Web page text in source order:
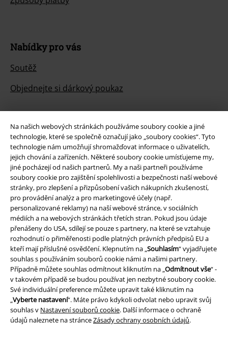
Na našich webových stránkách používáme soubory cookie a jiné
technologie, které se společně označují jako „soubory cookies“. Tyto
technologie nám umožňují shromažďovat informace o uživatelích,
jejich chování a zařízeních. Některé soubory cookie umísťujeme my,
jiné pocházejí od našich partnerů. My a naši partneři používáme
soubory cookie pro zajištění spolehlivosti a bezpečnosti naší webové
stránky, pro zlepšení a přizpůsobení vašich nákupních zkušeností,
pro provádění analýz a pro marketingové účely (např.
personalizované reklamy) na naší webové stránce, v sociálních
médiích a na webových stránkách třetích stran. Pokud jsou údaje
přenášeny do USA, sdílejí se pouze s partnery, na které se vztahuje
rozhodnutí o přiměřenosti podle platných právních předpisů EU a
kteří mají příslušné osvědčení. Klepnutím na „Souhlasím“ vyjadřujete
souhlas s používáním souborů cookie námi a našimi partnery.
Případně můžete souhlas odmítnout kliknutím na „Odmítnout vše“ -
v takovém případě se budou používat jen nezbytné soubory cookie.
Své individuální preference můžete upravit také kliknutím na
„Vyberte nastavení“. Máte právo kdykoli odvolat nebo upravit svůj
souhlas v Nastavení souborů cookie. Další informace o ochraně
údajů naleznete na stránceZásady ochrany osobních údajů.
Nabídky pro vás
Soutěž
Objednejte si dárkový poukaz
O EMP
Udržitelnost
Staňte se součástí komunity!